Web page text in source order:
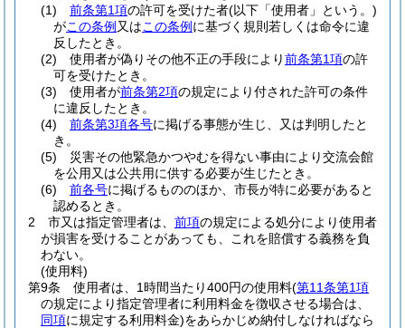
(1)
前条第1項の許可を受けた者(以下「使用者」という。)
がこの条例 又はこの条例 に基づく規則若しくは命令に違
反したとき。
(2)
使用者が偽りその他不正の手段により前条第1項の許
可を受けたとき。
(3)
使用者が前条第2項の規定により付された許可の条件
に違反したとき。
(4)
前条第3項各号に掲げる事態が生じ、又は判明したと
き。
(5)
災害その他緊急かつやむを得ない事由により交流会館
を公用又は公共用に供する必要が生じたとき。
(6)
前各号に掲げるもののほか、市長が特に必要があると
認めるとき。
2
市又は指定管理者は、 前項の規定による処分により使用者
が損害を受けることがあっても、これを賠償する義務を負
わない。
(使用料)
第9条
使用者は、1時間当たり400円の使用料(第11条第1項
の規定により指定管理者に利用料金を徴収させる場合は、
同項に規定する利用料金)をあらかじめ納付しなければなら